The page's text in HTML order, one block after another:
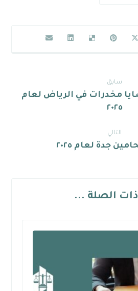
سابق
مخدرات في الرياض لعام
٢٠٢٥
التالي
جدة لعام ٢٠٢٥
الصلة ...